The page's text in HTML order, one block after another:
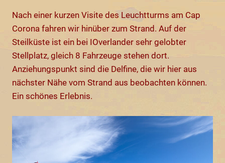
Nach einer kurzen Visite des Leuchtturms am Cap
Corona fahren wir hinüber zum Strand. Auf der
Steilküste ist ein bei IOverlander sehr gelobter
Stellplatz, gleich 8 Fahrzeuge stehen dort.
Anziehungspunkt sind die Delfine, die wir hier aus
nächster Nähe vom Strand aus beobachten können.
Ein schönes Erlebnis.